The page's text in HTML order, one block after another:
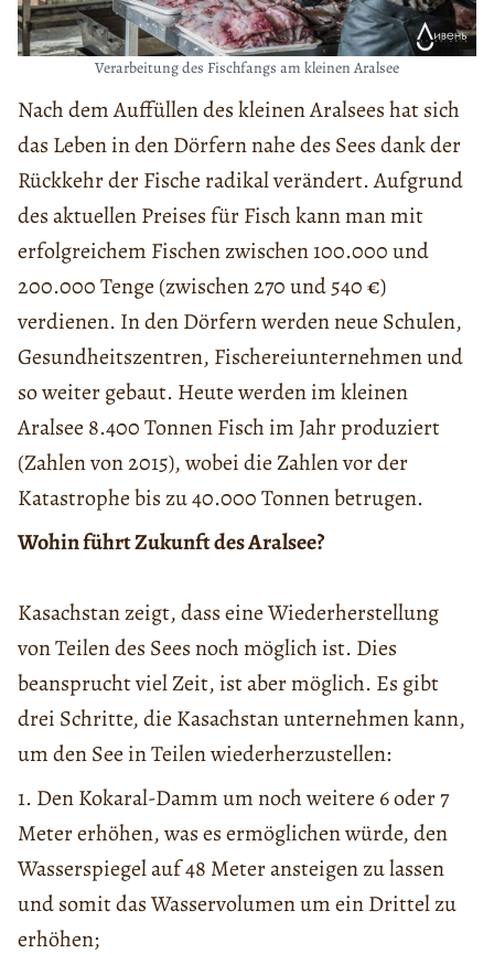
Verarbeitung des Fischfangs am kleinen Aralsee
Nach dem Auffüllen des kleinen Aralsees hat sich
das Leben in den Dörfern nahe des Sees dank der
Rückkehr der Fische radikal verändert. Aufgrund
des aktuellen Preises für Fisch kann man mit
erfolgreichem Fischen zwischen 100.000 und
200.000 Tenge (zwischen 270 und 540 €)
verdienen. In den Dörfern werden neue Schulen,
Gesundheitszentren, Fischereiunternehmen und
so weiter gebaut. Heute werden im kleinen
Aralsee 8.400 Tonnen Fisch im Jahr produziert
(Zahlen von 2015), wobei die Zahlen vor der
Katastrophe bis zu 40.000 Tonnen betrugen.
Wohin führt Zukunft des Aralsee?
Kasachstan zeigt, dass eine Wiederherstellung
von Teilen des Sees noch möglich ist. Dies
beansprucht viel Zeit, ist aber möglich. Es gibt
drei Schritte, die Kasachstan unternehmen kann,
um den See in Teilen wiederherzustellen:
1. Den Kokaral-Damm um noch weitere 6 oder 7
Meter erhöhen, was es ermöglichen würde, den
Wasserspiegel auf 48 Meter ansteigen zu lassen
und somit das Wasservolumen um ein Drittel zu
erhöhen;